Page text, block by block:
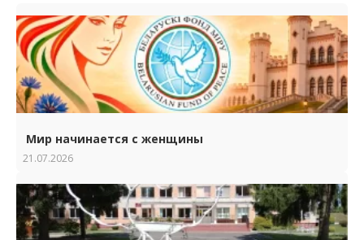
Мир начинается с женщины
21.07.2026